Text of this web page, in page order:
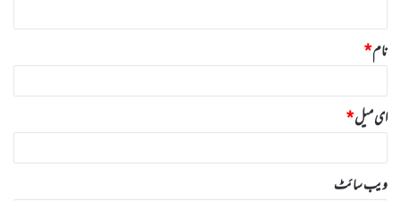
نام*
ای میل*
ویب‌ سائٹ